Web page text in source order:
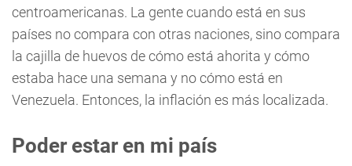
centroamericanas. La gente cuando está en sus
países no compara con otras naciones, sino compara
la cajilla de huevos de cómo está ahorita y cómo
estaba hace una semana y no cómo está en
Venezuela. Entonces, la inflación es más localizada.
Poder estar en mi país